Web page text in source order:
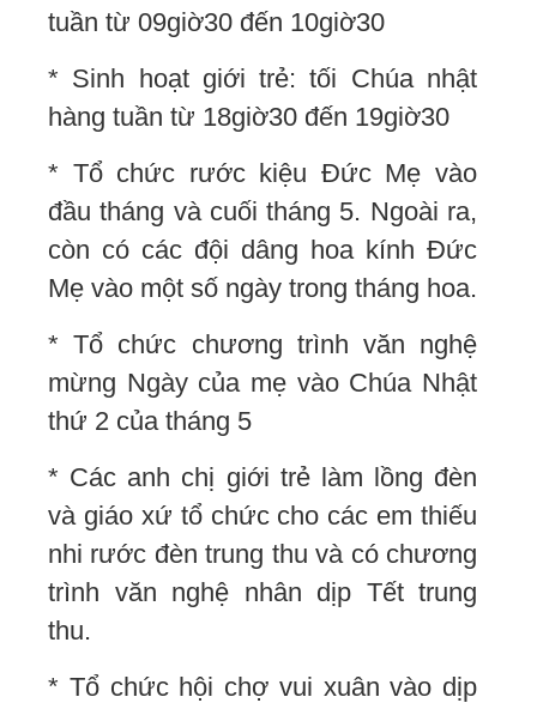
tuần từ 09giờ30 đến 10giờ30
* Sinh hoạt giới trẻ: tối Chúa nhật
hàng tuần từ 18giờ30 đến 19giờ30
* Tổ chức rước kiệu Đức Mẹ vào
đầu tháng và cuối tháng 5. Ngoài ra,
còn có các đội dâng hoa kính Đức
Mẹ vào một số ngày trong tháng hoa.
* Tổ chức chương trình văn nghệ
mừng Ngày của mẹ vào Chúa Nhật
thứ 2 của tháng 5
* Các anh chị giới trẻ làm lồng đèn
và giáo xứ tổ chức cho các em thiếu
nhi rước đèn trung thu và có chương
trình văn nghệ nhân dịp Tết trung
thu.
* Tổ chức hội chợ vui xuân vào dịp